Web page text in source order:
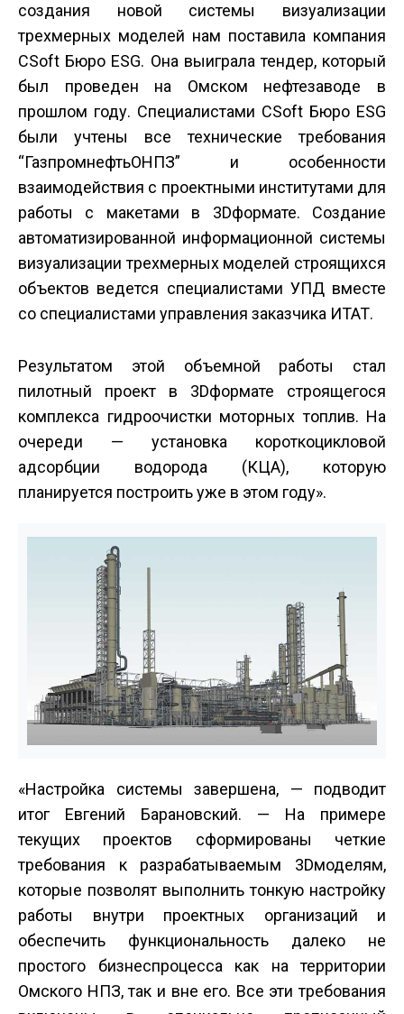
создания новой системы визуализации
трехмерных моделей нам поставила компания
CSoft Бюро ESG. Она выиграла тендер, который
был проведен на Омском нефтезаводе в
прошлом году. Специалистами CSoft Бюро ESG
были учтены все технические требования
“Газпромнефть­ОНПЗ” и особенности
взаимодействия с проектными институтами для
работы с макетами в 3D­формате. Создание
автоматизированной информационной системы
визуализации трехмерных моделей строящихся
объектов ведется специалистами УПД вместе
со специалистами управления заказчика ИТАТ.
Результатом этой объемной работы стал
пилотный проект в 3D­формате строящегося
комплекса гидроочистки моторных топлив. На
очереди — установка короткоцикловой
адсорбции водорода (КЦА), которую
планируется построить уже в этом году».
«Настройка системы завершена, — подводит
итог Евгений Барановский. — На примере
текущих проектов сформированы четкие
требования к разрабатываемым 3D­моделям,
которые позволят выполнить тонкую настройку
работы внутри проектных организаций и
обеспечить функциональность далеко не
простого бизнес­процесса как на территории
Омского НПЗ, так и вне его. Все эти требования